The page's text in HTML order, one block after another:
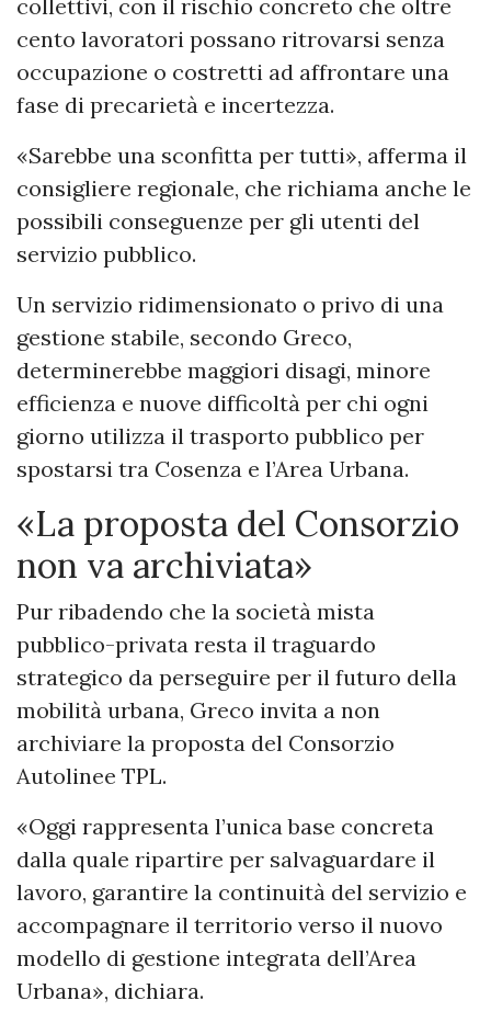
collettivi, con il rischio concreto che oltre
cento lavoratori possano ritrovarsi senza
occupazione o costretti ad affrontare una
fase di precarietà e incertezza.
«Sarebbe una sconfitta per tutti», afferma il
consigliere regionale, che richiama anche le
possibili conseguenze per gli utenti del
servizio pubblico.
Un servizio ridimensionato o privo di una
gestione stabile, secondo Greco,
determinerebbe maggiori disagi, minore
efficienza e nuove difficoltà per chi ogni
giorno utilizza il trasporto pubblico per
spostarsi tra Cosenza e l’Area Urbana.
«La proposta del Consorzio
non va archiviata»
Pur ribadendo che la società mista
pubblico-privata resta il traguardo
strategico da perseguire per il futuro della
mobilità urbana, Greco invita a non
archiviare la proposta del Consorzio
Autolinee TPL.
«Oggi rappresenta l’unica base concreta
dalla quale ripartire per salvaguardare il
lavoro, garantire la continuità del servizio e
accompagnare il territorio verso il nuovo
modello di gestione integrata dell’Area
Urbana», dichiara.